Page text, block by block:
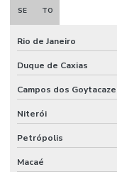
SE TO
Rio de Janeiro
Duque de Caxias
Campos dos
Niterói
Petrópolis
Macaé